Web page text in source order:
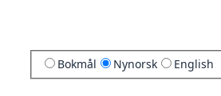
Bokmål Nynorsk English